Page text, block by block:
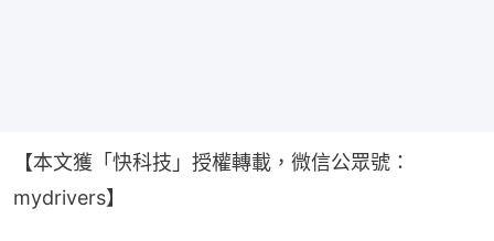
【本文獲「快科技」授權轉載，微信公眾號：
mydrivers】